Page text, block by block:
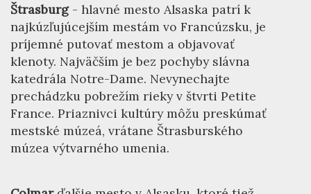
Štrasburg- hlavné mesto Alsaska patrí k
najkúzľujúcejším mestám vo Francúzsku, je
príjemné putovať mestom a objavovať
klenoty. Najväčším je bez pochyby slávna
katedrála Notre-Dame. Nevynechajte
prechádzku pobrežím rieky v štvrti Petite
France. Priaznivci kultúry môžu preskúmať
mestské múzeá, vrátane Štrasburského
múzea výtvarného umenia.